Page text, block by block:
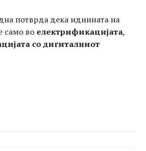
потврда дека иднината на
само во електрификацијата,
со дигиталниот